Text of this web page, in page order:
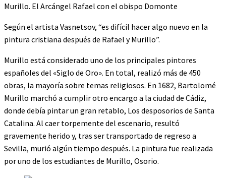
Murillo. El Arcángel Rafael con el obispo Domonte
Según el artista Vasnetsov, “es difícil hacer algo nuevo en la
pintura cristiana después de Rafael y Murillo”.
Murillo está considerado uno de los principales pintores
españoles del «Siglo de Oro». En total, realizó más de 450
obras, la mayoría sobre temas religiosos. En 1682, Bartolomé
Murillo marchó a cumplir otro encargo a la ciudad de Cádiz,
donde debía pintar un gran retablo, Los desposorios de Santa
Catalina. Al caer torpemente del escenario, resultó
gravemente herido y, tras ser transportado de regreso a
Sevilla, murió algún tiempo después. La pintura fue realizada
por uno de los estudiantes de Murillo, Osorio.